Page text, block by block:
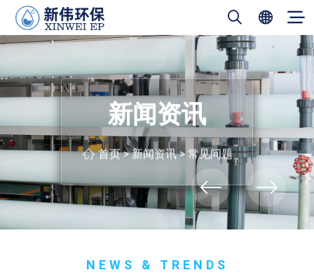
新闻资讯
首页>新闻资讯>常见问题
NEWS & TRENDS